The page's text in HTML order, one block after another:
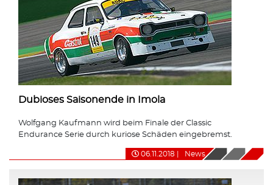
Dubioses Saisonende in Imola
Wolfgang Kaufmann wird beim Finale der Classic
Endurance Serie durch kuriose Schäden eingebremst.
06.11.2018 News